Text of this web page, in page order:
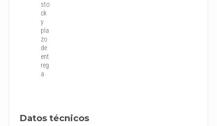
sto
ck
y
pla
zo
de
ent
reg
a
Datos técnicos